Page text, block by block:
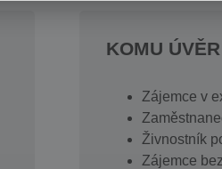
KOMU
Zájemce v
Živnostník
Zájemce